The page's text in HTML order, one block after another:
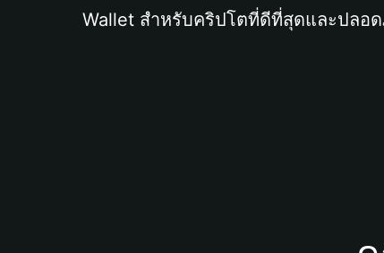
Wallet สำหรับคริปโตที่ดีที่สุดและปลอ